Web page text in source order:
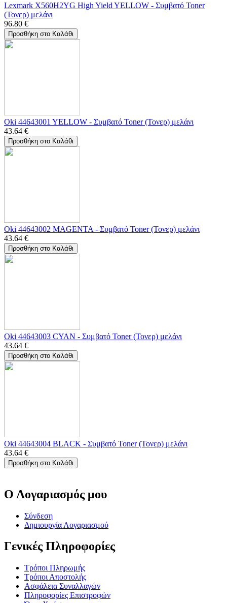
Lexmark X560H2YG High Yield YELLOW - Συμβατό Toner
(Τονερ) μελάνι
96.80 €
Προσθήκη στο Καλάθι
Oki 44643001 YELLOW - Συμβατό Toner (Τονερ) μελάνι
43.64 €
Προσθήκη στο Καλάθι
Oki 44643002 MAGENTA - Συμβατό Toner (Τονερ) μελάνι
43.64 €
Προσθήκη στο Καλάθι
Oki 44643003 CYAN - Συμβατό Toner (Τονερ) μελάνι
43.64 €
Προσθήκη στο Καλάθι
Oki 44643004 BLACK - Συμβατό Toner (Τονερ) μελάνι
43.64 €
Προσθήκη στο Καλάθι
Ο Λογαριασμός μου
Σύνδεση
Δημιουργία Λογαριασμού
Γενικές Πληροφορίες
Τρόποι Πληρωμής
Τρόποι Αποστολής
Ασφάλεια Συναλλαγών
Πληροφορίες Επιστροφών